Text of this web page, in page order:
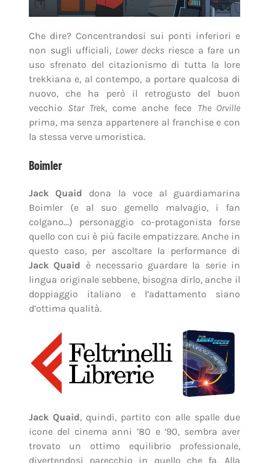
Che dire? Concentrandosi sui ponti inferiori e
non sugli ufficiali, Lower decks riesce a fare un
uso sfrenato del citazionismo di tutta la lore
trekkiana e, al contempo, a portare qualcosa di
nuovo, che ha però il retrogusto del buon
vecchio Star Trek, come anche fece The Orville
prima, ma senza appartenere al franchise e con
la stessa verve umoristica.
Boimler
Jack Quaid dona la voce al guardiamarina
Boimler (e al suo gemello malvagio, i fan
colgano…) personaggio co-protagonista forse
quello con cui è più facile empatizzare. Anche in
questo caso, per ascoltare la performance di
Jack Quaid è necessario guardare la serie in
lingua originale sebbene, bisogna dirlo, anche il
doppiaggio italiano e l’adattamento siano
d’ottima qualità.
Jack Quaid, quindi, partito con alle spalle due
icone del cinema anni ’80 e ’90, sembra aver
trovato un ottimo equilibrio professionale,
divertendosi parecchio in quello che fa. Alla